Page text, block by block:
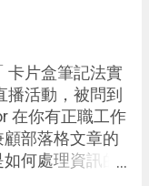
卡片盒筆記法實
播活動，被問到
在你有正職工作
部落格文章的
何處理資訊的